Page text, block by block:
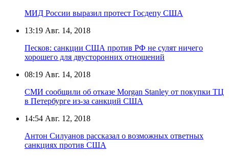
МИД России выразил протест Госдепу США
13:19 Авг. 14, 2018
Песков: санкции США против РФ не сулят ничего
хорошего для двусторонних отношений
08:19 Авг. 14, 2018
СМИ сообщили об отказе Morgan Stanley от покупки ТЦ
в Петербурге из-за санкций США
14:54 Авг. 12, 2018
Антон Силуанов рассказал о возможных ответных
санкциях против США